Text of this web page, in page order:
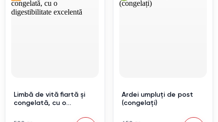
Limbă de vită fiartă și
congelată, cu o
Ardei umpluți de post
(congelați)